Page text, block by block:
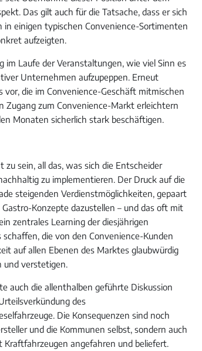
Das gilt auch für die Tatsache, dass er sich
einigen typischen Convenience-Sortimenten
aufzeigten.
Laufe der Veranstaltungen, wie viel Sinn es
Unternehmen aufzupeppen. Erneut
die im Convenience-Geschäft mitmischen
Zugang zum Convenience-Markt erleichtern
Monaten sicherlich stark beschäftigen.
sein, all das, was sich die Entscheider
zu implementieren. Der Druck auf die
steigenden Verdienstmöglichkeiten, gepaart
Konzepte dazustellen – und das oft mit
zentrales Learning der diesjährigen
die von den Convenience-Kunden
auf allen Ebenen des Marktes glaubwürdig
verstetigen.
auch die allenthalben geführte Diskussion
des
Die Konsequenzen sind noch
und die Kommunen selbst, sondern auch
angefahren und beliefert.